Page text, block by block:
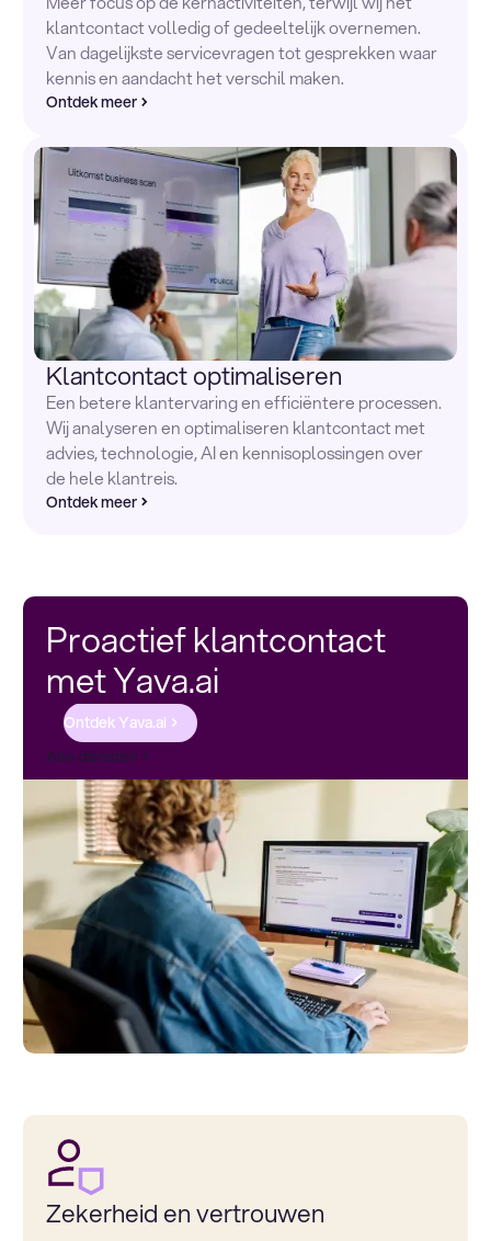
klantcontact volledig of gedeeltelijk overnemen.
Van dagelijkste servicevragen tot gesprekken waar
kennis en aandacht het verschil maken.
Ontdek meer
Klantcontact optimaliseren
Een betere klantervaring en efficiëntere processen.
Wij analyseren en optimaliseren klantcontact met
advies, technologie, AI en kennisoplossingen over
de hele klantreis.
Ontdek meer
Proactief klantcontact
met Yava.ai
Ontdek Yava.ai
Alle diensten
Zekerheid en vertrouwen